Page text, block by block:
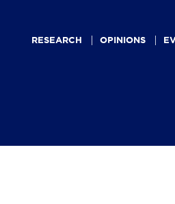
navigationRESEARCH OPINIONS